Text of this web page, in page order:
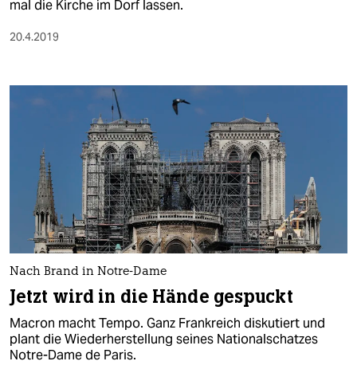
mal die Kirche im Dorf lassen.
20.4.2019
Nach Brand in Notre-Dame
Jetzt wird in die Hände gespuckt
Macron macht Tempo. Ganz Frankreich diskutiert und
plant die Wiederherstellung seines Nationalschatzes
Notre-Dame de Paris.